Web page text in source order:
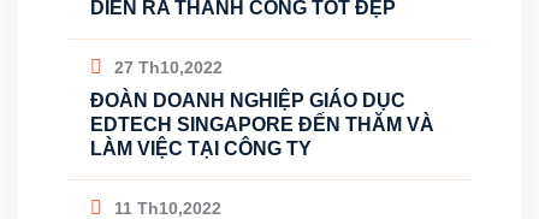
DIỄN RA THÀNH CÔNG TỐT ĐẸP
27 Th10,2022
ĐOÀN DOANH NGHIỆP GIÁO DỤC
EDTECH SINGAPORE ĐẾN THĂM VÀ
LÀM VIỆC TẠI CÔNG TY
11 Th10,2022